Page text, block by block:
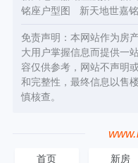
铭座户型图
新天地世嘉
免责声明：本网站作为房
大用户掌握信息而提供一
容仅供参考，网站不声明
和完整性，最终信息以售
慎核查。
首页 新房